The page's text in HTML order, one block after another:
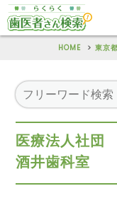
HOME 東京都
医療法人社
酒井歯科室